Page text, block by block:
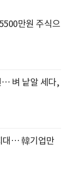
만원 주식으
… 벼 낱알 세다,
대… 韓기업만